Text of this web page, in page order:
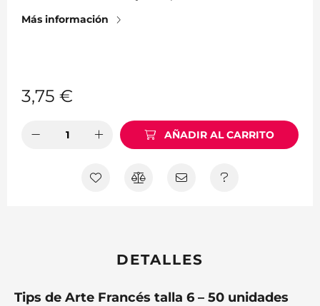
Más información
3,75 €
AÑADIR AL CARRITO
DETALLES
Tips de Arte Francés talla 6 – 50 unidades